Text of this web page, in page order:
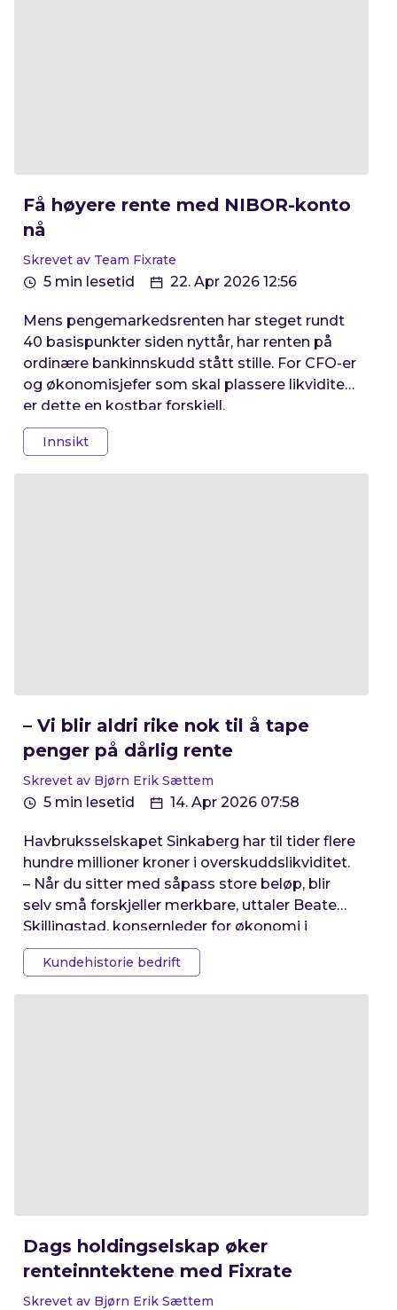
Få høyere rente med NIBOR-konto
nå
Skrevet av Team Fixrate
5 min lesetid 22. Apr 2026 12:56
Mens pengemarkedsrenten har steget rundt
40 basispunkter siden nyttår, har renten på
ordinære bankinnskudd stått stille. For CFO-er
og økonomisjefer som skal plassere likviditet
er dette en kostbar forskjell.
Innsikt
– Vi blir aldri rike nok til å tape
penger på dårlig rente
Skrevet av Bjørn Erik Sættem
5 min lesetid 14. Apr 2026 07:58
Havbruksselskapet Sinkaberg har til tider flere
hundre millioner kroner i overskuddslikviditet.
– Når du sitter med såpass store beløp, blir
selv små forskjeller merkbare, uttaler Beate
Skillingstad, konsernleder for økonomi i
Sinkaberg – som plasserer likviditet via Fixrate.
Kundehistorie bedrift
Dags holdingselskap øker
renteinntektene med Fixrate
Skrevet av Bjørn Erik Sættem